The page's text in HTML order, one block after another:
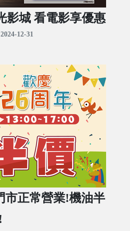
影城 看電影享優惠
12-31
市正常營業!機油半